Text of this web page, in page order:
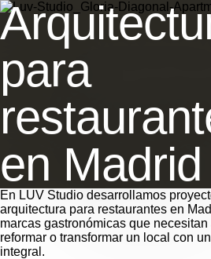
para
en Madrid
En LUV Studio desarrollamos
arquitectura para restaurantes en
marcas gastronómicas que necesitan
reformar o transformar un local con
integral.